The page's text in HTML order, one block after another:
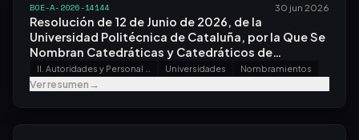
BOE-A-2026-14144 30 jun 2026
Resolución de 12 de Junio de 2026, de la
Universidad Politécnica de Cataluña, por la Que Se
Nombran Catedráticas y Catedráticos de
Universidad.
Universidades Nombramientos
Ver resumen→